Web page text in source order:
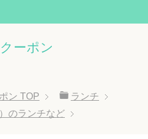
ーポン
ン TOP
ランチ
のランチなど